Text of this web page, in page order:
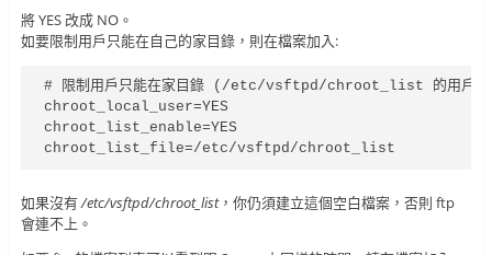
將 YES 改成 NO。
如要限制用戶只能在自己的家目錄，則在檔案加入:
# 限制用戶只能在家目錄 (/etc/vsftpd/chroot_list 的用戶可
chroot_local_user=YES
chroot_list_enable=YES
chroot_list_file=/etc/vsftpd/chroot_list
如果沒有/etc/vsftpd/chroot_list，你仍須建立這個空白檔案，否則 ftp
會連不上。